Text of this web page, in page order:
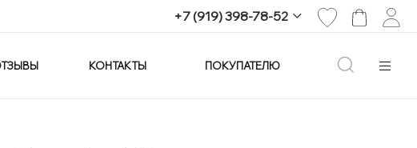
+7 (919) 398-78-52
+7 (919) 398-78-52
КОНТАКТЫ ПОКУПАТЕЛЮ